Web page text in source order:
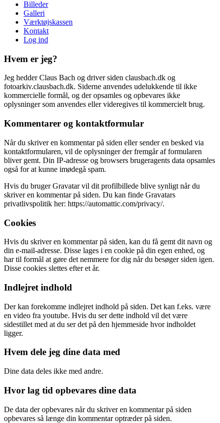
Billeder
Galleri
Værktøjskassen
Kontakt
Log ind
Hvem er jeg?
Jeg hedder Claus Bach og driver siden clausbach.dk og
fotoarkiv.clausbach.dk. Siderne anvendes udelukkende til ikke
kommercielle formål, og der opsamles og opbevares ikke
oplysninger som anvendes eller videregives til kommercielt brug.
Kommentarer og kontaktformular
Når du skriver en kommentar på siden eller sender en besked via
kontaktformularen, vil de oplysninger der fremgår af formularen
bliver gemt. Din IP-adresse og browsers brugeragents data opsamles
også for at kunne imødegå spam.
Hvis du bruger Gravatar vil dit profilbillede blive synligt når du
skriver en kommentar på siden. Du kan finde Gravatars
privatlivspolitik her: https://automattic.com/privacy/.
Cookies
Hvis du skriver en kommentar på siden, kan du få gemt dit navn og
din e-mail-adresse. Disse lages i en cookie på din egen enhed, og
har til formål at gøre det nemmere for dig når du besøger siden igen.
Disse cookies slettes efter et år.
Indlejret indhold
Der kan forekomme indlejret indhold på siden. Det kan f.eks. være
en video fra youtube. Hvis du ser dette indhold vil det være
sidestillet med at du ser det på den hjemmeside hvor indholdet
ligger.
Hvem dele jeg dine data med
Dine data deles ikke med andre.
Hvor lag tid opbevares dine data
De data der opbevares når du skriver en kommentar på siden
opbevares så længe din kommentar optræder på siden.